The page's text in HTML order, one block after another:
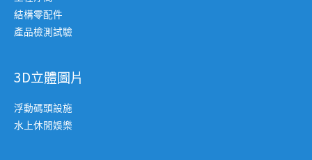
結構零配件
產品檢測試驗
3D立體圖片
浮動碼頭設施
水上休閒娛樂